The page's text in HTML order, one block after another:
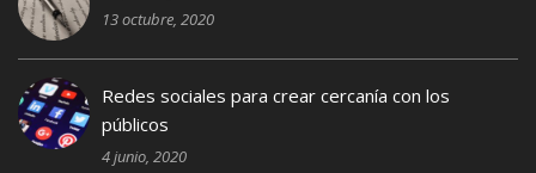
13 octubre, 2020
Redes sociales para crear cercanía con los
públicos
4 junio, 2020